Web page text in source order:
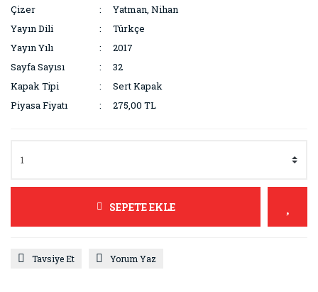
Çizer
Yatman, Nihan
Yayın Dili
Türkçe
Yayın Yılı
2017
Sayfa Sayısı
32
Kapak Tipi
Sert Kapak
Piyasa Fiyatı
275,00 TL
SEPETE EKLE
Tavsiye Et Yorum Yaz